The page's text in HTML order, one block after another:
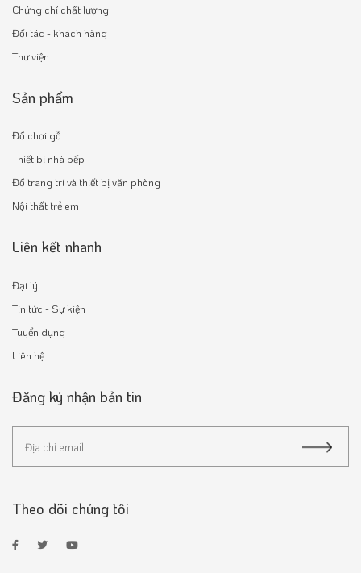
Chứng chỉ chất lượng
Đối tác - khách hàng
Thư viện
Sản phẩm
Đồ chơi gỗ
Thiết bị nhà bếp
Đồ trang trí và thiết bị văn phòng
Nội thất trẻ em
Liên kết nhanh
Đại lý
Tin tức - Sự kiện
Tuyển dụng
Liên hệ
Đăng ký nhận bản tin
Theo dõi chúng tôi